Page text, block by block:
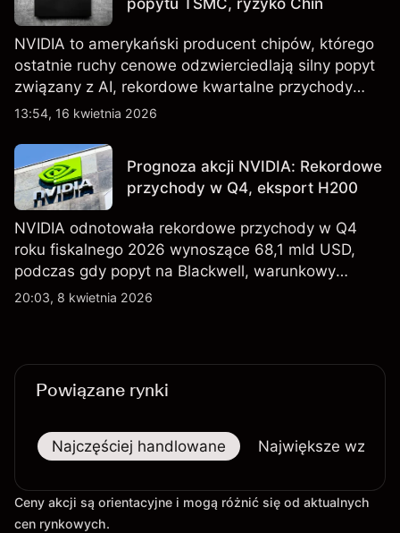
NVIDIA to amerykański producent chipów, którego
ostatnie ruchy cenowe odzwierciedlają silny popyt
związany z AI, rekordowe kwartalne przychody
oraz utrzymującą się niepewność wokół kontroli
zewnętrznych analityków.
13:54, 16 kwietnia 2026
Prognoza akcji NVIDIA: Rekordowe
przychody w Q4, eksport H200
NVIDIA odnotowała rekordowe przychody w Q4
roku fiskalnego 2026 wynoszące 68,1 mld USD,
podczas gdy popyt na Blackwell, warunkowy
eksport H200 do Chin oraz osłabienie szerszego
20:03, 8 kwietnia 2026
Powiązane rynki
Najczęściej handlowane Największe wzrosty
Ceny akcji są orientacyjne i mogą różnić się od aktualnych
cen rynkowych.